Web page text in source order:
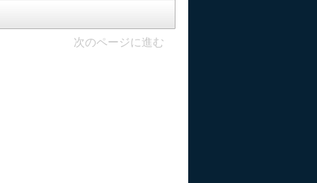
次のページに進む